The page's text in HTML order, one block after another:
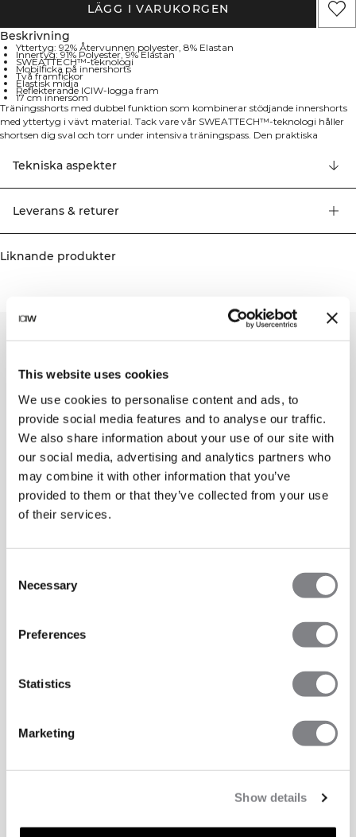
This website uses cookies
We use cookies to personalise content and ads, to
provide social media features and to analyse our traffic.
We also share information about your use of our site with
our social media, advertising and analytics partners who
may combine it with other information that you’ve
provided to them or that they’ve collected from your use
of their services.
Selection
Necessary
Preferences
Statistics
Marketing
Show details
LÄGG I VARUKORGEN
Beskrivning
Yttertyg: 92% Återvunnen polyester, 8% Elastan
Innertyg: 91% Polyester, 9% Elastan
SWEATTECH™-teknologi
Mobilficka på innershorts
Två framfickor
Elastisk midja
Reflekterande ICIW-logga fram
17 cm innersöm
Träningsshorts med dubbel funktion som kombinerar stödjande innershorts
med yttertyg i vävt material. Tack vare vår SWEATTECH™-teknologi håller
shortsen dig sval och torr under intensiva träningspass. Den praktiska
Elastisk midja med justerbart dragsnöre säkerställer en säker passform under
intensiv träning, medan den reflekterande ICIW-loggan fram tillför en stilren
detalj. Med en 17 cm innersöm erbjuder dessa shorts optimal täckning och
Polyester, 9% Elastan
Tekniska aspekter
Leverans & returer
Liknande produkter